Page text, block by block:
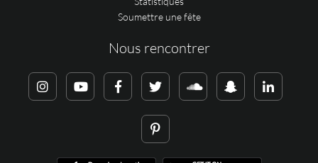
Soumettre une fête
Nous rencontrer